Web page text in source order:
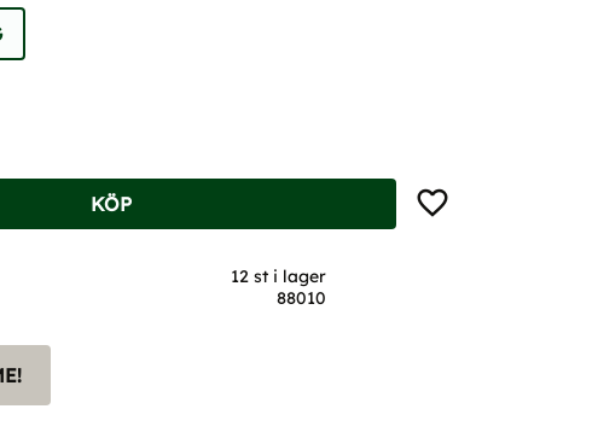
KÖP Lägg till i favoriter
12 st i lager
88010